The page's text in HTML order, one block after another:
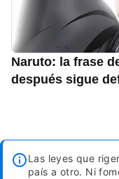
Naruto: la frase
después sigue
Las leyes que
país a otro. Ni